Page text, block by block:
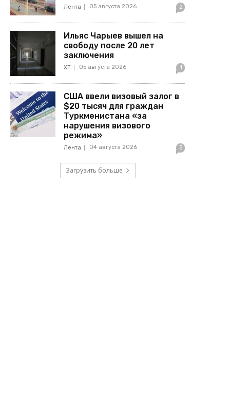
Лента 05 августа 2026 2
Ильяс Чарыев вышел на
свободу после 20 лет
заключения
ХТ 05 августа 2026 1
США ввели визовый залог в
$20 тысяч для граждан
Туркменистана «за
нарушения визового
режима»
Лента 04 августа 2026 3
Загрузить больше